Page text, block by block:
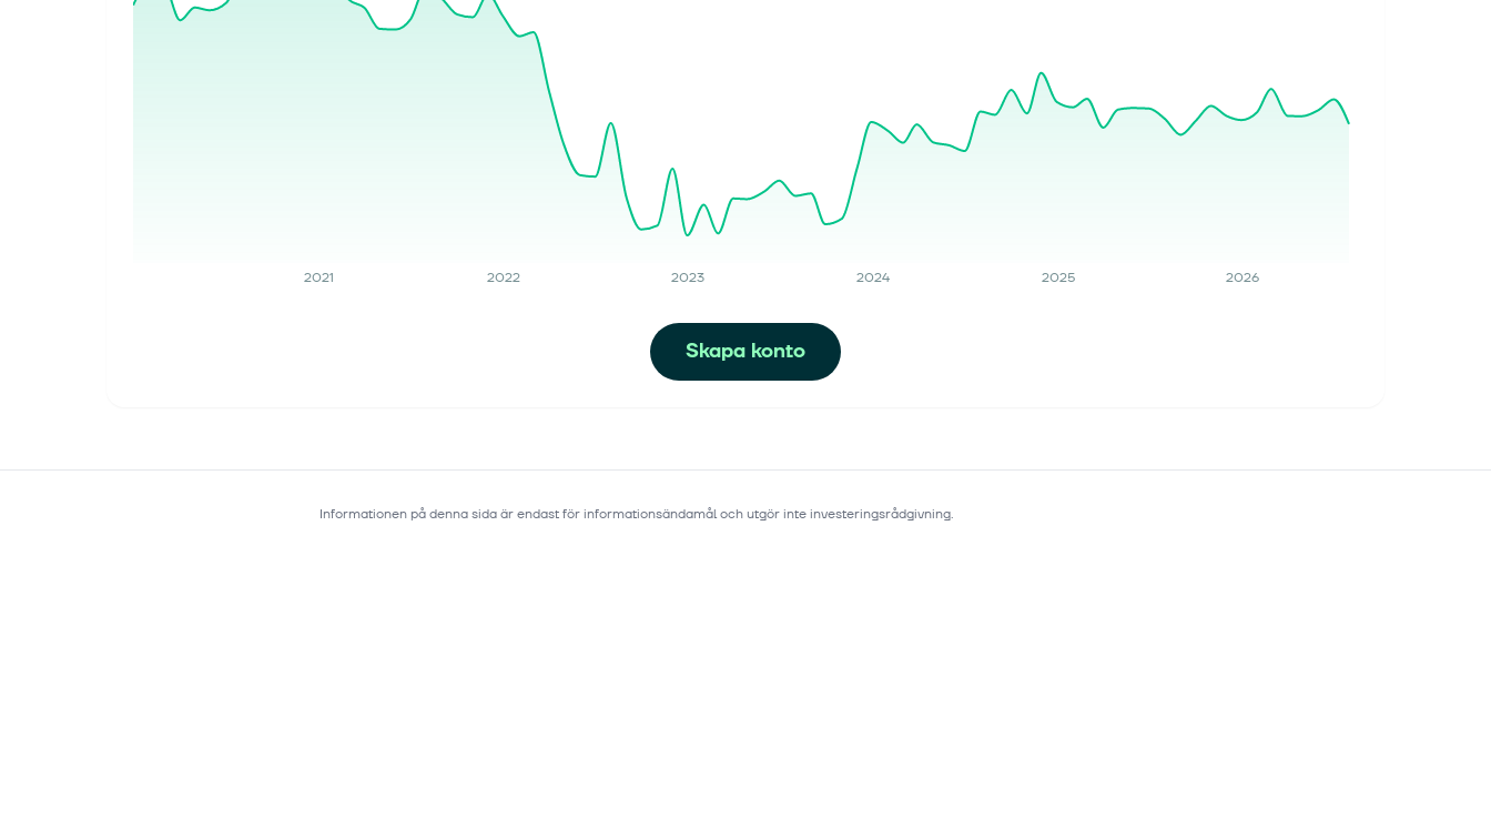
2021 2022 2023 2024 2025 2026
Skapa konto
Informationen på denna sida är endast för informationsändamål och utgör inte investeringsrådgivning.